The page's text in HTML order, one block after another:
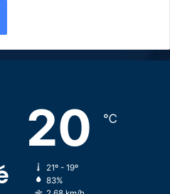
20 ℃
21º - 19º
83%